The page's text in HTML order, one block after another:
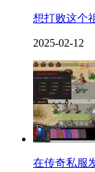
想打败这个
2025-02-12
在传奇私服